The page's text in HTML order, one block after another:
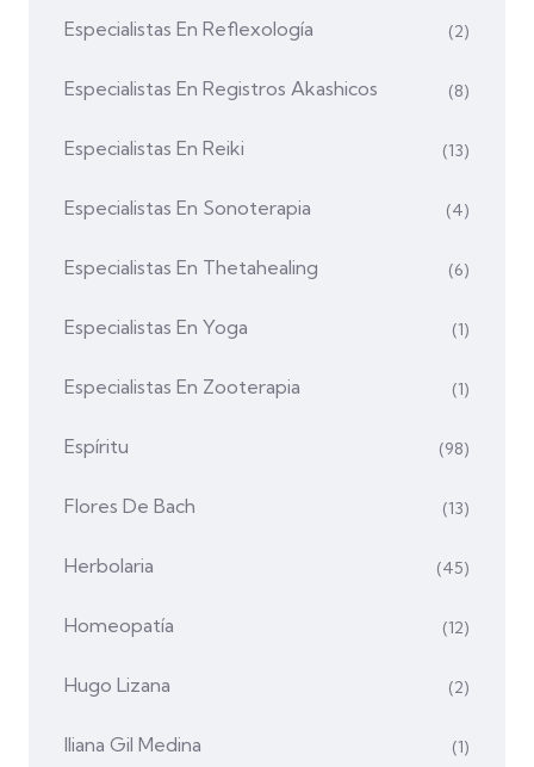
Especialistas En Reflexología (2)
Especialistas En Registros Akashicos (8)
Especialistas En Reiki (13)
Especialistas En Sonoterapia (4)
Especialistas En Thetahealing (6)
Especialistas En Yoga (1)
Especialistas En Zooterapia (1)
Espíritu (98)
Flores De Bach (13)
Herbolaria (45)
Homeopatía (12)
Hugo Lizana (2)
Iliana Gil Medina (1)